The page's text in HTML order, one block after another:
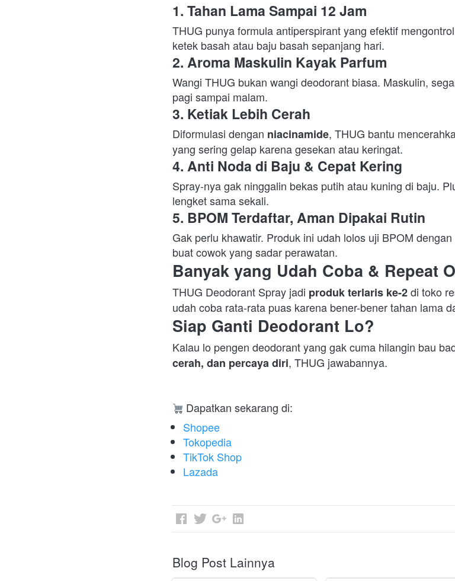
1. Tahan Lama Sampai 12 Jam
THUG punya formula antiperspirant yang efektif
ketek basah atau baju basah sepanjang hari.
2. Aroma Maskulin Kayak Parfum
Wangi THUG bukan wangi deodorant biasa. Maskulin,
pagi sampai malam.
3. Ketiak Lebih Cerah
Diformulasi dengan niacinamide, THUG bantu
yang sering gelap karena gesekan atau keringat.
4. Anti Noda di Baju & Cepat Kering
Spray-nya gak ninggalin bekas putih atau kuning di baju.
lengket sama sekali.
5. BPOM Terdaftar, Aman Dipakai Rutin
Gak perlu khawatir. Produk ini udah lolos uji BPOM
buat cowok yang sadar perawatan.
Banyak yang Udah Coba & Repeat
THUG Deodorant Spray jadi produk terlaris ke-2 di toko
udah coba rata-rata puas karena bener-bener tahan lama
Siap Ganti Deodorant Lo?
Kalau lo pengen deodorant yang gak cuma hilangin bau
cerah, dan percaya diri, THUG jawabannya.
Dapatkan sekarang di:
Shopee
Tokopedia
TikTok Shop
Lazada
Blog Post Lainnya